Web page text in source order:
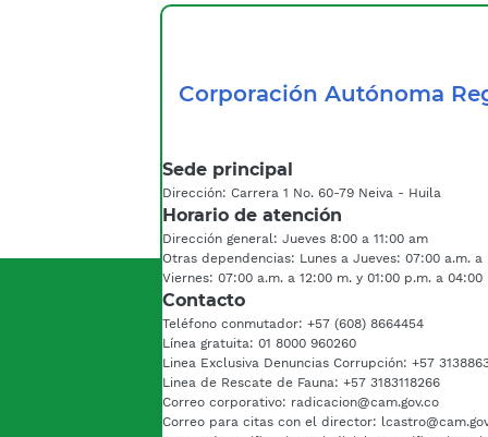
Corporación Autónoma
Sede principal
Dirección: Carrera 1 No. 60-79 Neiva - Huila
Horario de atención
Dirección general: Jueves 8:00 a 11:00 am
Otras dependencias: Lunes a Jueves: 07:00 a.m.
Viernes: 07:00 a.m. a 12:00 m. y 01:00 p.m. a 04:00
Contacto
Teléfono conmutador: +57 (608) 8664454
Línea gratuita: 01 8000 960260
Linea Exclusiva Denuncias Corrupción: +57
Linea de Rescate de Fauna: +57 3183118266
Correo corporativo: radicacion@cam.gov.co
Correo para citas con el director: